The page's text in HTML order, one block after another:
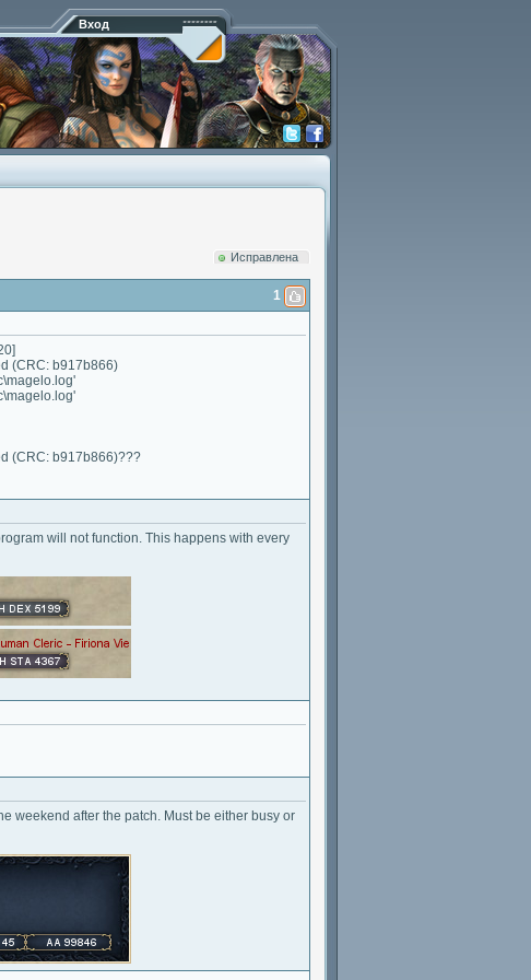
Вход
Исправлена
1
(CRC: b917b866)
(CRC: b917b866)???
will not function. This happens with every
weekend after the patch. Must be either busy or